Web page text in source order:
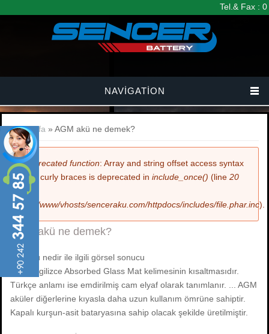
Tel.& Fax :
NAVIGATION
Buradasınız
Anasayfa » AGM akü ne demek?
Hata mesajı
Deprecated function: Array and string offset access syntax
with curly braces is deprecated ininclude_once() (line20
of
/var/www/vhosts/senceraku.com/httpdocs/includes/file.phar.inc).
AGM akü ne demek?
vrla akü nedir ile ilgili görsel sonucu
AGM İngilizce Absorbed Glass Mat kelimesinin kısaltmasıdır.
Türkçe anlamı ise emdirilmiş cam elyaf olarak tanımlanır. ... AGM
aküler diğerlerine kıyasla daha uzun kullanım ömrüne sahiptir.
Kapalı kurşun-asit bataryasına sahip olacak şekilde üretilmiştir.